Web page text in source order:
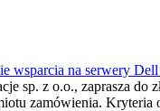
wsparcia na serwery
sp. z o.o., zaprasza
zamówienia.